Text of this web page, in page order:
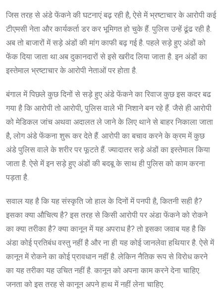
जिस तरह से अंडे फेंकने की घटनाएं बढ़ रही है, ऐसे में भ्रष्टाचार के आरोपी कई
टीएमसी नेता और कार्यकर्ता डर कर भूमिगत हो चुके हैं. पुलिस उन्हें ढूंढ रही है.
अब तो बाजारों में सड़े अंडों की मांग काफी बढ़ गई है. पहले सड़े हुए अंडों को
फेंक दिया जाता था.अब दुकानदारों से इसे खरीद लिया जाता है. इन अंडों का
इस्तेमाल भ्रष्टाचार के आरोपी नेताओं पर होता है.
बंगाल में पिछले कुछ दिनों से सड़े हुए अंडे फेंकने का रिवाज कुछ इस कदर बढ
गया है कि आरोपी तो आरोपी, पुलिस वाले भी निशाने बन रहे हैं. जैसे ही आरोपी
को मेडिकल जांच अथवा अदालत ले जाने के लिए थाने से बाहर निकाला जाता
है, लोग अंडे फेंकना शुरू कर देते हैं. आरोपी का बचाव करने के क्रम में कुछ
अंडे पुलिस वाले के शरीर पर फूटते हैं. ज्यादातर सड़े अंडों का इस्तेमाल किया
जाता है. ऐसे में इन सड़े हुए अंडों की बदबू के साथ ही पुलिस को काम करना
पड़ता है.
सवाल यह है कि यह संस्कृति जो हाल के दिनों में पनपी है, कितनी सही है?
इसका क्या औचित्य है? इस तरह से किसी आरोपी पर अंडा फेंकने को रोकने
का क्या तरीका है? क्या कानून में यह अपराध है? तो इसका जवाब यह है कि
अंडा कोई प्रतिबंध वस्तु नहीं है और ना ही यह कोई जानलेवा हथियार है. ऐसे में
कानून में रोकने का कोई प्रावधान नहीं है. लेकिन नैतिक रूप से विरोध करने
का यह तरीका यह उचित नहीं है. कानून को अपना काम करने देना चाहिए.
जनता को इस तरह से कानून अपने हाथ में नहीं लेना चाहिए.